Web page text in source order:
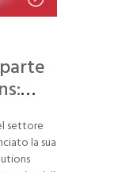
settore
la sua